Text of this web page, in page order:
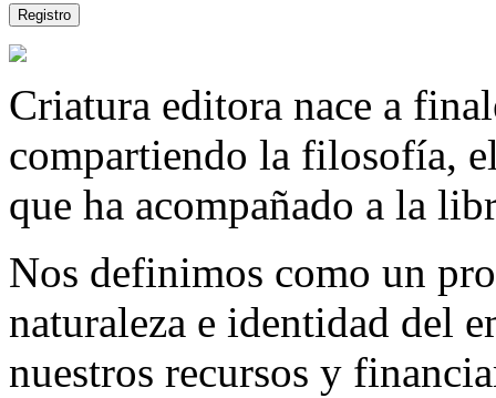
Criatura editora nace a
compartiendo la filosofía,
que ha acompañado a la
Nos definimos como un
naturaleza e identidad del
nuestros recursos y